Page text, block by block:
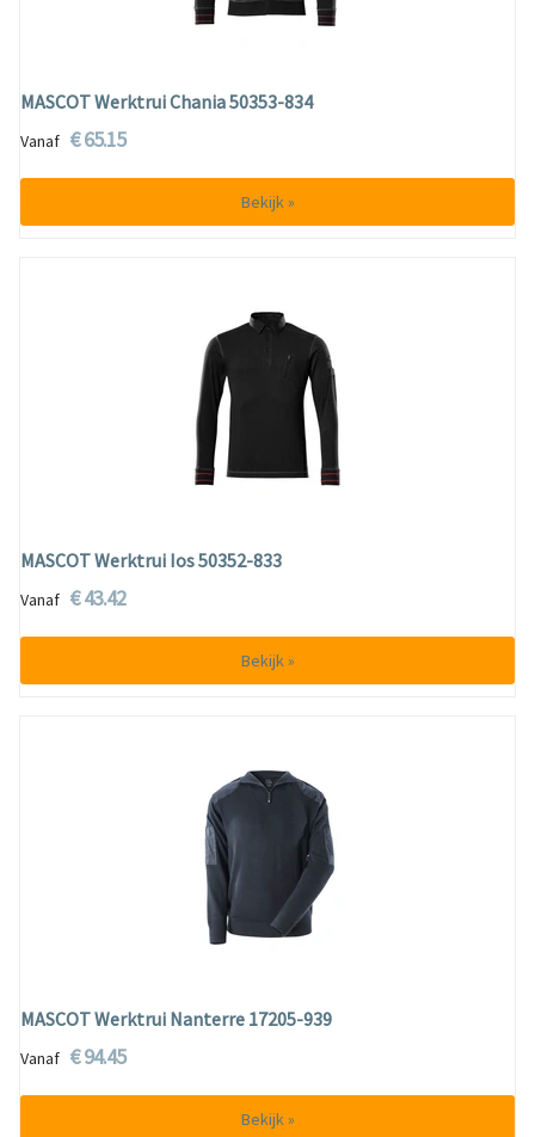
MASCOT Werktrui Chania 50353-834
Vanaf € 65.15
Bekijk »
MASCOT Werktrui Ios 50352-833
Vanaf € 43.42
Bekijk »
MASCOT Werktrui Nanterre 17205-939
Vanaf € 94.45
Bekijk »